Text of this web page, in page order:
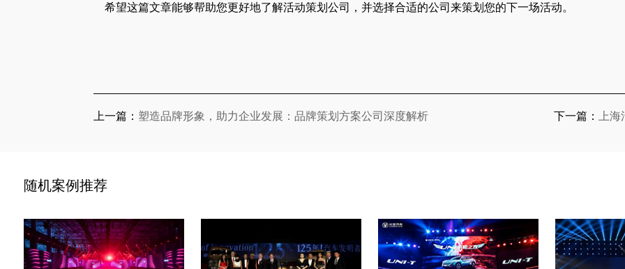
希望这篇文章能够帮助您更好地了解活动策划公司，并选择合适的公司来策划您的下一场活动。
上一篇： 塑造品牌形象，助力企业发展：品牌策划方案公司深度解析 下一篇： 上
随机案例推荐